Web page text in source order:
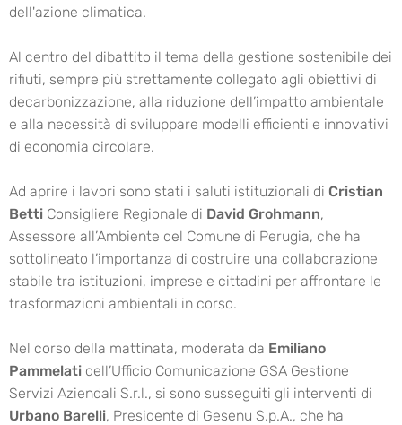
dell'azione climatica.
Al centro del dibattito il tema della gestione sostenibile dei
rifiuti, sempre più strettamente collegato agli obiettivi di
decarbonizzazione, alla riduzione dell’impatto ambientale
e alla necessità di sviluppare modelli efficienti e innovativi
di economia circolare.
Ad aprire i lavori sono stati i saluti istituzionali di Cristian
Betti Consigliere Regionale di David Grohmann,
Assessore all’Ambiente del Comune di Perugia, che ha
sottolineato l’importanza di costruire una collaborazione
stabile tra istituzioni, imprese e cittadini per affrontare le
trasformazioni ambientali in corso.
Nel corso della mattinata, moderata da Emiliano
Pammelati dell’Ufficio Comunicazione GSA Gestione
Servizi Aziendali S.r.l., si sono susseguiti gli interventi di
Urbano Barelli, Presidente di Gesenu S.p.A., che ha